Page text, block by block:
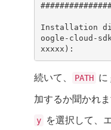
Installation
oogle-cloud-
xxxxx):
続いて、 PATH に
加するか聞かれま
y を選択して、